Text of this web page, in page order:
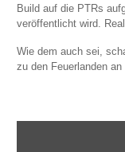
Build auf die PTRs
veröffentlicht wird.
Wie dem auch sei,
zu den Feuerlanden an
von